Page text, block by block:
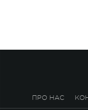
ПРО НАС